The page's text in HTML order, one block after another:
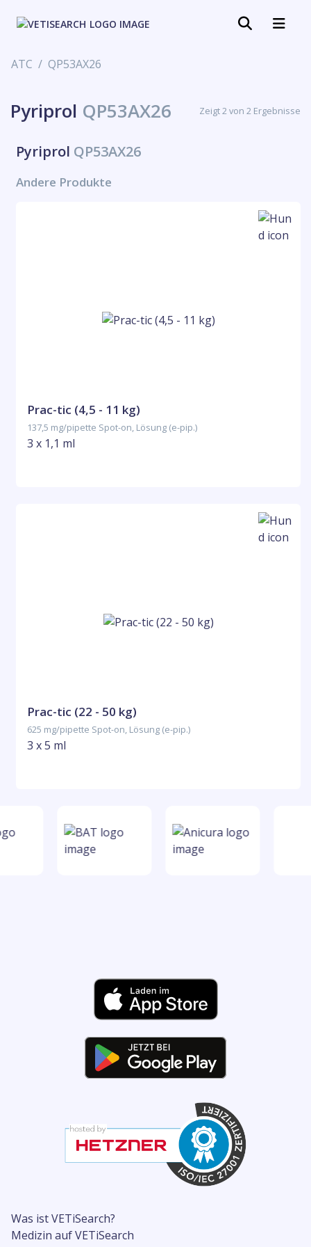
ATC QP53AX26
Pyriprol QP53AX26 Zeigt 2 von 2 Ergebnisse
Pyriprol QP53AX26
Andere Produkte
Prac-tic (4,5 - 11 kg)
137,5 mg/pipette Spot-on, Lösung (e-pip.)
3 x 1,1 ml
Prac-tic (22 - 50 kg)
625 mg/pipette Spot-on, Lösung (e-pip.)
3 x 5 ml
Was ist VETiSearch?
Medizin auf VETiSearch